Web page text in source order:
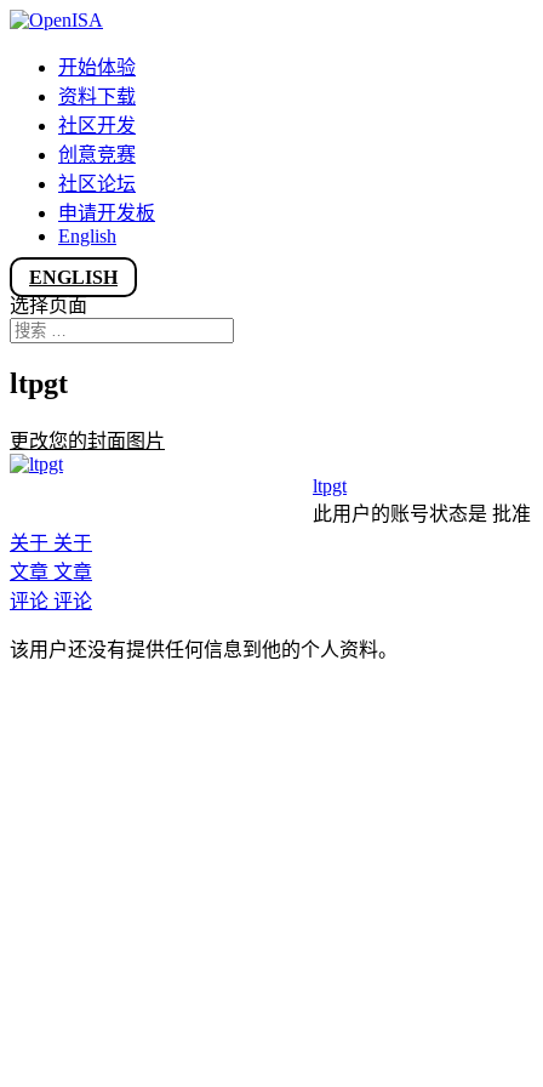
开始体验
资料下载
社区开发
创意竞赛
社区论坛
申请开发板
English
ENGLISH
选择页面
ltpgt
更改您的封面图片
ltpgt
此用户的账号状态是 批准
关于 关于
文章 文章
评论 评论
该用户还没有提供任何信息到他的个人资料。